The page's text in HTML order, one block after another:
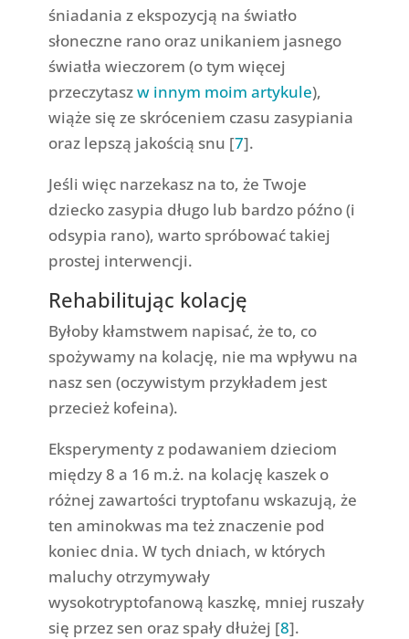
śniadania z ekspozycją na światło
słoneczne rano oraz unikaniem jasnego
światła wieczorem (o tym więcej
przeczytaszw innym moim artykule),
wiąże się ze skróceniem czasu zasypiania
oraz lepszą jakością snu [7].
Jeśli więc narzekasz na to, że Twoje
dziecko zasypia długo lub bardzo późno (i
odsypia rano), warto spróbować takiej
prostej interwencji.
Rehabilitując kolację
Byłoby kłamstwem napisać, że to, co
spożywamy na kolację, nie ma wpływu na
nasz sen (oczywistym przykładem jest
przecież kofeina).
Eksperymenty z podawaniem dzieciom
między 8 a 16 m.ż. na kolację kaszek o
różnej zawartości tryptofanu wskazują, że
ten aminokwas ma też znaczenie pod
koniec dnia. W tych dniach, w których
maluchy otrzymywały
wysokotryptofanową kaszkę, mniej ruszały
się przez sen oraz spały dłużej [8].